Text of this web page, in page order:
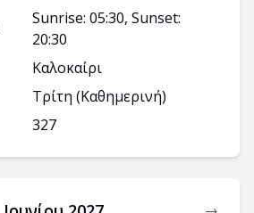
Sunrise: 05:30, Sunset:
20:30
Καλοκαίρι
Τρίτη (Καθημερινή)
327